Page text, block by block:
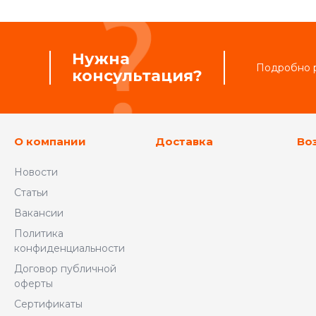
Нужна
консультация?
Подробно
О компании
Новости
Статьи
Вакансии
Политика
конфиденциальности
Договор публичной
оферты
Сертификаты
Доставка